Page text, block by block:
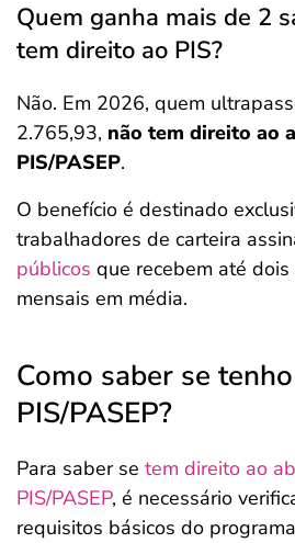
Quem ganha mais de 2
tem direito ao PIS?
Não. Em 2026, quem
2.765,93, não tem direito ao
PIS/PASEP.
O benefício é destinado
trabalhadores de carteira
públicos que recebem até
mensais em média.
Como saber se
PIS/PASEP?
Para saber se tem direito ao
PIS/PASEP, é necessário
requisitos básicos do